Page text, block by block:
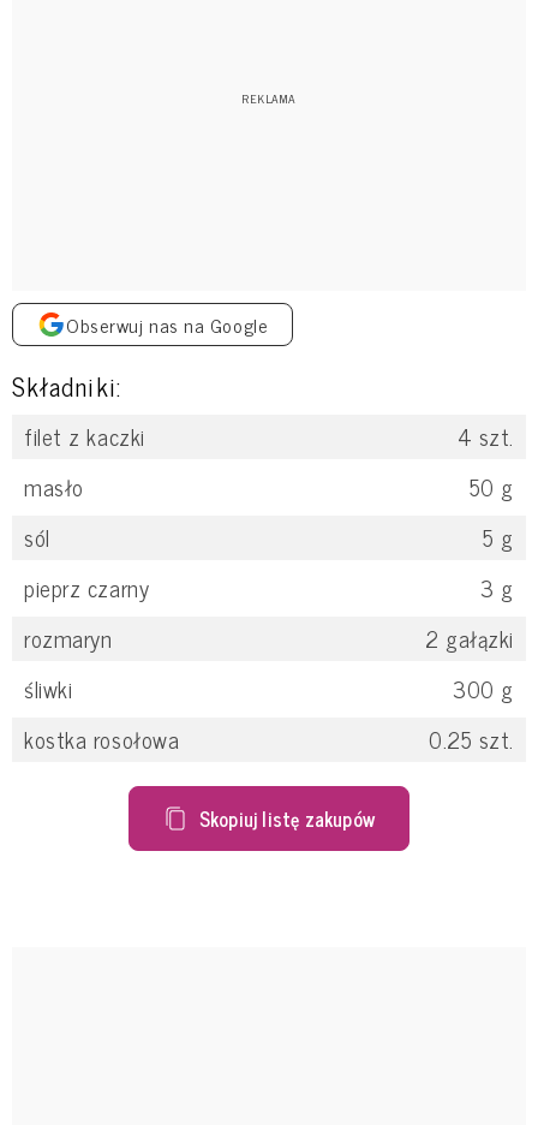
Obserwuj nas na Google
Składniki:
filet z kaczki 4 szt.
masło
50 g
sól
5 g
pieprz czarny
3 g
rozmaryn
2 gałązki
śliwki
300 g
kostka rosołowa
0.25 szt.
Skopiuj listę zakupów